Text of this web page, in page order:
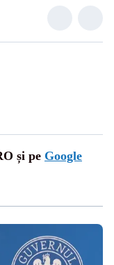
și pe Google